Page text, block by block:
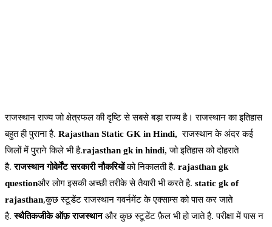
राजस्थान राज्य जो क्षेत्रफल की दृष्टि से सबसे बड़ा राज्य है। राजस्थान का इतिहास
बहुत ही पुराना है. Rajasthan Static GK in Hindi, राजस्थान के अंदर कई
जिलों में पुराने किले भी है.rajasthan gk in hindi, जो इतिहास को दोहराते
है.राजस्थान गोवेर्मेंट सरकारी नौकरियोंको निकालती है. rajasthan gk
questionऔर लोग इसकी अच्छी तरीके से तैयारी भी करते है. static gk of
rajasthan,कुछ स्टूडेंट राजस्थान गवर्नमेंट के एक्साम्स को पास कर जाते
है.स्थैतिकजीके ऑफ़ राजस्थानऔर कुछ स्टूडेंट फ़ैल भी हो जाते है. परीक्षा में पास न